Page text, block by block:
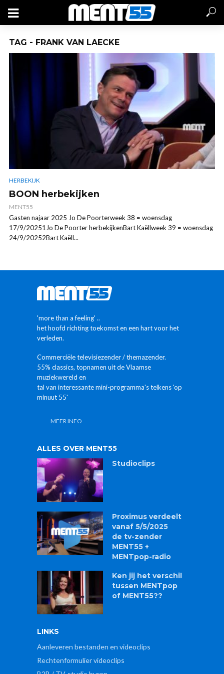
TAG - FRANK VAN LAECKE
HERBEKIJK
BOON herbekijken
MENT55
Gasten najaar 2025 Jo De Poorterweek 38 = woensdag
17/9/20251Jo De Poorter herbekijkenBart Kaëllweek 39 = woensdag
24/9/20252Bart Kaëll...
'more than a feeling' ..
het hoofd richting toekomst en een hart voor het
verleden.
Commerciële televisiezender / themazender.
55% classics, topnamen uit de Vlaamse
muziekwereld en
tal van interessante mini-programma's telkens 'op
minuut 55'
MEER INFO
ALLES OVER MENT55
Studioclips
Proximus verdeelt
vanaf 5/5/2025
de tv-zender
MENT55 +
MENTpop-radio
Ken jij het verschil
tussen MENTpop
of MENT55??
LINKS
Aanleveren bestanden en videoclips
Rechtenformulier videoclips